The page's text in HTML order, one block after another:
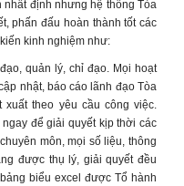
nhất định nhưng hệ thống Tòa
phấn đấu hoàn thành tốt các
kinh nghiệm như:
quản lý, chỉ đạo. Mọi hoạt
nhật, báo cáo lãnh đạo Tòa
theo yêu cầu công việc.
để giải quyết kịp thời các
môn, mọi số liệu, thông
được thụ lý, giải quyết đều
biểu excel được Tổ hành